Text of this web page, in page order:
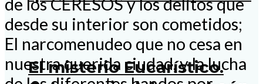
El misterio Eucarístico.
de los CERESOS y los delitos que
desde su interior son cometidos;
El narcomenudeo que no cesa en
nuestra querida ciudad, y la lucha